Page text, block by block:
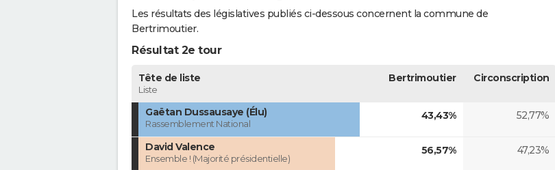
Les résultats des législatives publiés ci-dessous concernent la commune de
Bertrimoutier.
Résultat 2e tour
Tête de liste
Liste
Bertrimoutier Circonscription
Gaëtan Dussausaye (Élu)
Rassemblement National
43,43% 52,77%
David Valence
Ensemble ! (Majorité présidentielle)
56,57% 47,23%